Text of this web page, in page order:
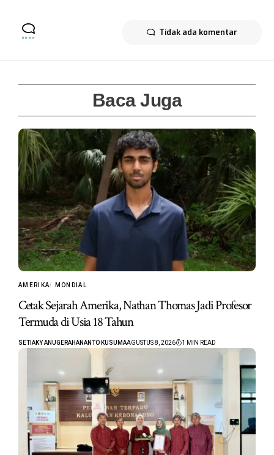
Tidak ada komentar
Baca Juga
AMERIKA MONDIAL
Cetak Sejarah Amerika, Nathan Thomas Jadi Profesor
Termuda di Usia 18 Tahun
SETIAKY ANUGERAHANANTO KUSUMAAGUSTUS 8, 2026 1 MIN READ